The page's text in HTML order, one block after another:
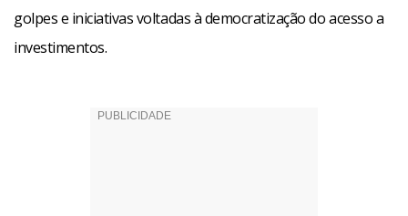
golpes e iniciativas voltadas à democratização do acesso a
investimentos.